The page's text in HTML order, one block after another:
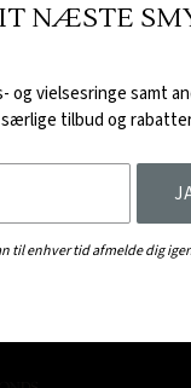
NÆSTE
vielsesringe samt
særlige tilbud og
til enhver tid afmelde dig